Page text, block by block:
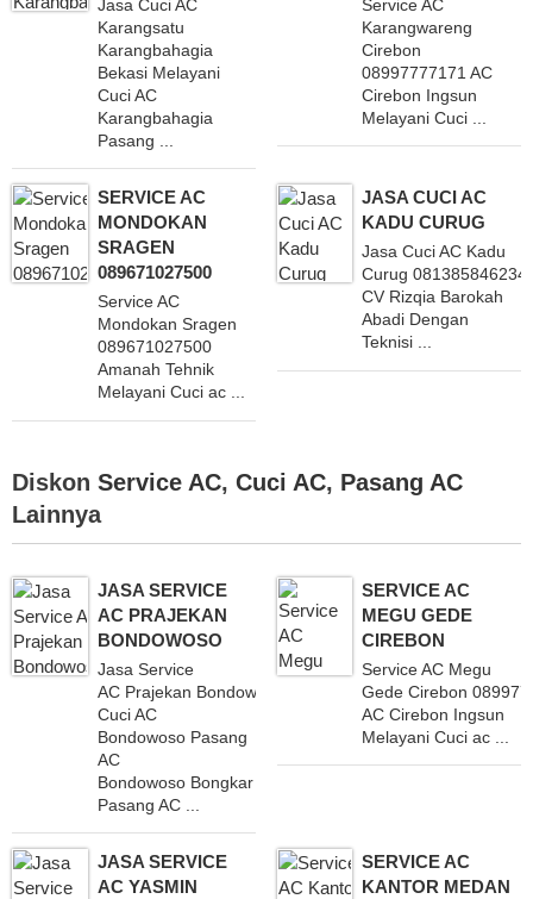
Jasa Cuci AC
Karangsatu
Karangbahagia
Bekasi Melayani
Cuci AC
Karangbahagia
Pasang ...
Service AC
Karangwareng
Cirebon
08997777171 AC
Cirebon Ingsun
Melayani Cuci ...
SERVICE AC
MONDOKAN
SRAGEN
089671027500
Service AC
Mondokan Sragen
089671027500
Amanah Tehnik
Melayani Cuci ac ...
JASA CUCI AC
KADU CURUG
Jasa Cuci AC Kadu
Curug 081385846234
CV Rizqia Barokah
Abadi Dengan
Teknisi ...
Diskon Service AC, Cuci AC, Pasang AC
Lainnya
JASA SERVICE
AC PRAJEKAN
BONDOWOSO
Jasa Service
AC Prajekan Bondowoso Melayani
Cuci AC
Bondowoso Pasang
AC
Bondowoso Bongkar
Pasang AC ...
SERVICE AC
MEGU GEDE
CIREBON
Service AC Megu
Gede Cirebon
AC Cirebon Ingsun
Melayani Cuci ac ...
JASA SERVICE
AC YASMIN
SERVICE AC
KANTOR MEDAN